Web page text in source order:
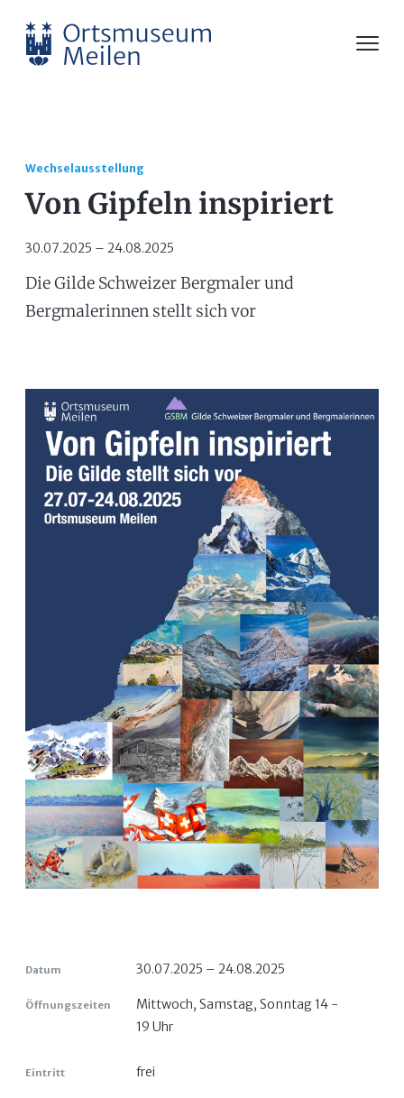
Wechselausstellung
Von Gipfeln inspiriert
30.07.2025 – 24.08.2025
Die Gilde Schweizer Bergmaler und
Bergmalerinnen stellt sich vor
Datum 30.07.2025 – 24.08.2025
Öffnungszeiten
Mittwoch, Samstag, Sonntag 14 -
19 Uhr
Eintritt frei